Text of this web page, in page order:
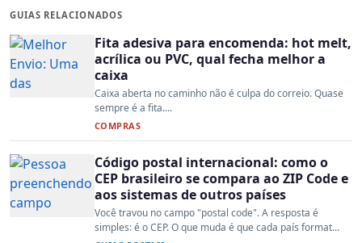
GUIAS RELACIONADOS
Fita adesiva para encomenda: hot melt,
acrílica ou PVC, qual fecha melhor a
caixa
Caixa aberta no caminho não é culpa do correio. Quase
sempre é a fita....
COMPRAS
Código postal internacional: como o
CEP brasileiro se compara ao ZIP Code e
aos sistemas de outros países
Você travou no campo "postal code". A resposta é
simples: é o CEP. O que muda é que cada país format...